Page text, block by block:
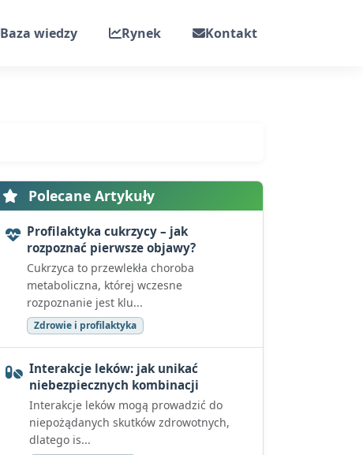
Baza wiedzy Rynek Kontakt
Polecane Artykuły
Profilaktyka cukrzycy – jak
rozpoznać pierwsze objawy?
Cukrzyca to przewlekła choroba
metaboliczna, której wczesne
rozpoznanie jest klu...
Zdrowie i profilaktyka
Interakcje leków: jak unikać
niebezpiecznych kombinacji
Interakcje leków mogą prowadzić do
niepożądanych skutków zdrowotnych,
dlatego is...